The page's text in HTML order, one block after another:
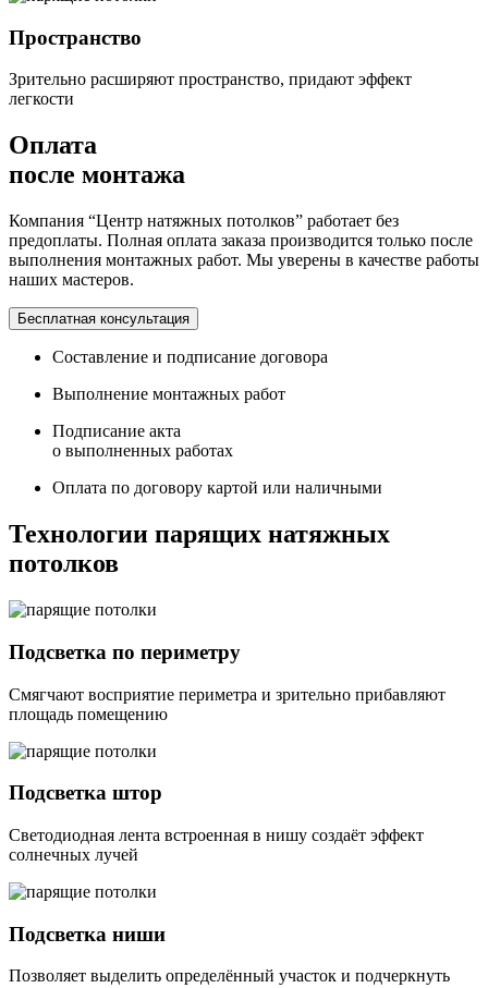
Пространство
Зрительно расширяют пространство, придают эффект
легкости
Оплата
после монтажа
Компания “Центр натяжных потолков” работает без
предоплаты. Полная оплата заказа производится только после
выполнения монтажных работ. Мы уверены в качестве работы
наших мастеров.
Бесплатная консультация
Составление и подписание договора
Выполнение монтажных работ
Подписание акта
о выполненных работах
Оплата по договору картой или наличными
Технологии парящих натяжных
потолков
Подсветка по периметру
Смягчают восприятие периметра и зрительно прибавляют
площадь помещению
Подсветка штор
Светодиодная лента встроенная в нишу создаёт эффект
солнечных лучей
Подсветка ниши
Позволяет выделить определённый участок и подчеркнуть